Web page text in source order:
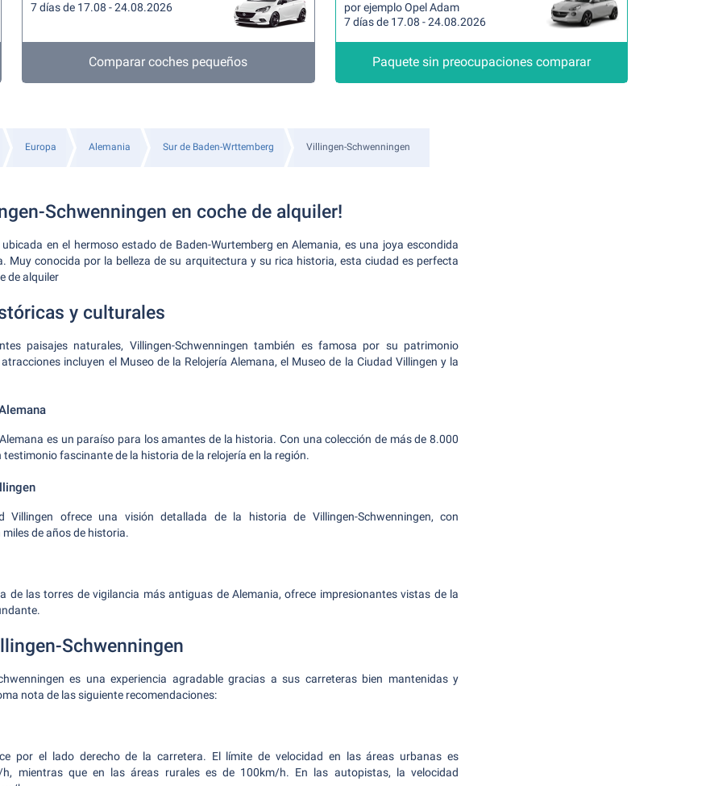
7 días de 17.08 - 24.08.2026
Comparar coches pequeños
por ejemplo Opel Adam
7 días de 17.08 - 24.08.2026
Paquete sin preocupaciones comparar
Europa Alemania Sur de Baden-Wrttemberg Villingen-Schwenningen
Schwenningen en coche de alquiler!
ubicada en el hermoso estado de Baden-Wurtemberg en Alemania, es una joya escondida
Muy conocida por la belleza de su arquitectura y su rica historia, esta ciudad es perfecta
de alquiler
y culturales
paisajes naturales, Villingen-Schwenningen también es famosa por su patrimonio
incluyen el Museo de la Relojería Alemana, el Museo de la Ciudad Villingen y la
es un paraíso para los amantes de la historia. Con una colección de más de 8.000
testimonio fascinante de la historia de la relojería en la región.
Villingen ofrece una visión detallada de la historia de Villingen-Schwenningen, con
de años de historia.
de las torres de vigilancia más antiguas de Alemania, ofrece impresionantes vistas de la
Schwenningen
es una experiencia agradable gracias a sus carreteras bien mantenidas y
nota de las siguiente recomendaciones:
por el lado derecho de la carretera. El límite de velocidad en las áreas urbanas es
h, mientras que en las áreas rurales es de 100km/h. En las autopistas, la velocidad